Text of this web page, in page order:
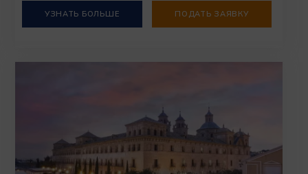
УЗНАТЬ БОЛЬШЕ ПОДАТЬ ЗАЯВКУ